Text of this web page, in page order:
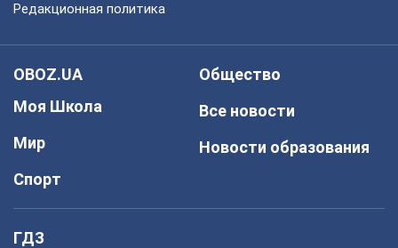
Редакционная политика
OBOZ.UA
Моя Школа
Мир
Спорт
Общество
Все новости
Новости образования
ГДЗ